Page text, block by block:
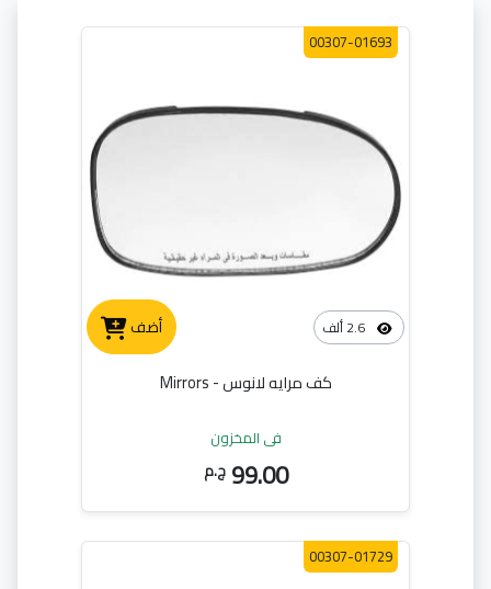
أضف
00307-01693
كف مرايه لانوس - Mirrors
في المخزون
99.00 ج.م
00307-01729